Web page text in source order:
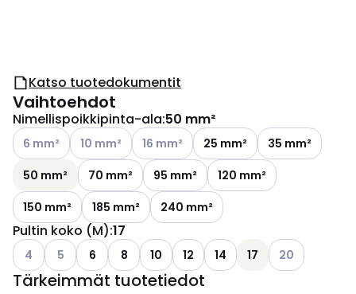
Katso tuotedokumentit
Vaihtoehdot
Nimellispoikkipinta-ala:50 mm²
Katso käytettävissä olevat vaihtoehdot
6 mm² Katso käytettävissä olevat vaihtoehdot
10 mm² Katso käytettävissä olevat vaihtoehdot
16 mm² 25 mm²
35 mm²
50 mm²
70 mm² 95 mm²
120 mm²
150 mm²
185 mm² 240 mm²
Pultin koko (M):17
Katso käytettävissä olevat vaihtoehdot
4 Katso käytettävissä olevat vaihtoehdot
5 6 8 10 12 14 17 Katso
20
Tärkeimmät tuotetiedot